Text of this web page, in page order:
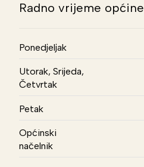
Radno vrijeme općine
Ponedjeljak
Utorak, Srijeda,
Četvrtak
Petak
Općinski
načelnik